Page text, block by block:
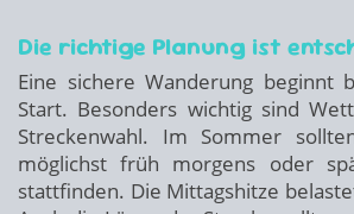
Die richtige Planung ist
Eine sichere Wanderung beginnt
Start. Besonders wichtig sind
Streckenwahl. Im Sommer
möglichst früh morgens oder
stattfinden. Die Mittagshitze